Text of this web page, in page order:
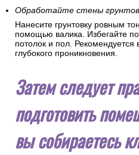
Обработайте стены
Нанесите грунтовку ровным
помощью валика. Избегайте
потолок и пол. Рекомендуется
глубокого проникновения.
Затем следует
подготовить
вы собираетесь